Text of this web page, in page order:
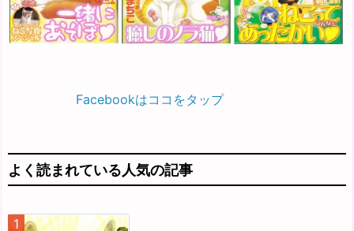
Facebookはココをタップ
よく読まれている人気の記事